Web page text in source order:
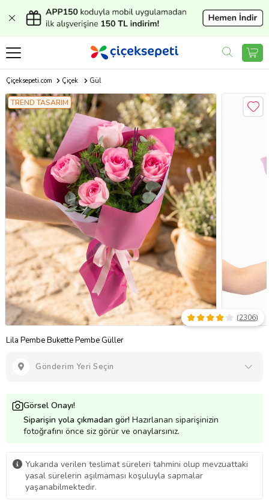
Çiçeksepeti.com Çiçek Gül
TREND TASARIM
Lila Pembe Bukette Pembe Güller
(2306)
Gönderim Yeri Seçin
Görsel Onayı!
Siparişin yola çıkmadan gör! Hazırlanan siparişinizin
fotoğrafını önce siz görür ve onaylarsınız.
Yukarıda verilen teslimat süreleri tahmini olup mevzuattaki
yasal sürelerin aşılmaması koşuluyla sapmalar
yaşanabilmektedir.